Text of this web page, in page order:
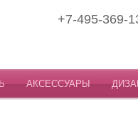
+7-495-369-
АКСЕССУАРЫ